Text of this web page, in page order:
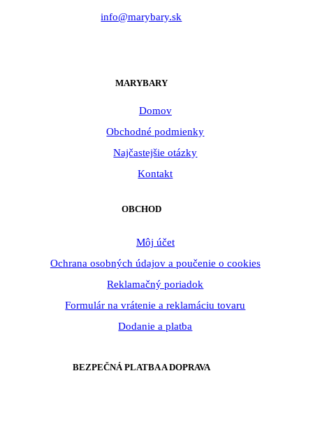
info@marybary.sk
MARYBARY
Domov
Obchodné podmienky
Najčastejšie otázky
Kontakt
OBCHOD
Môj účet
Ochrana osobných údajov a poučenie o cookies
Reklamačný poriadok
Formulár na vrátenie a reklamáciu tovaru
Dodanie a platba
BEZPEČNÁ PLATBA A DOPRAVA